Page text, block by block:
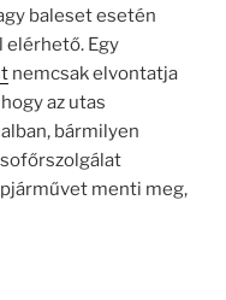
baleset esetén
elérhető. Egy
nemcsak elvontatja
az utas
bármilyen
menti meg,